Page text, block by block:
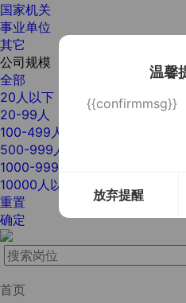
温馨
{{confirmmsg}}
放弃提醒
国家机关
事业单位
其它
公司规模
全部
20人以下
20-99人
100-499人
500-999人
1000-9999人
10000人以上
重置
确定
首页